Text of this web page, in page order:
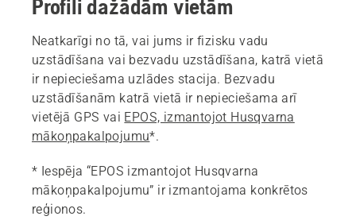
Profili dažādām vietām
Neatkarīgi no tā, vai jums ir fizisku vadu
uzstādīšana vai bezvadu uzstādīšana, katrā vietā
ir nepieciešama uzlādes stacija. Bezvadu
uzstādīšanām katrā vietā ir nepieciešama arī
vietējā GPS vai EPOS, izmantojot Husqvarna
mākoņpakalpojumu*.
* Iespēja “EPOS izmantojot Husqvarna
mākoņpakalpojumu” ir izmantojama konkrētos
reģionos.